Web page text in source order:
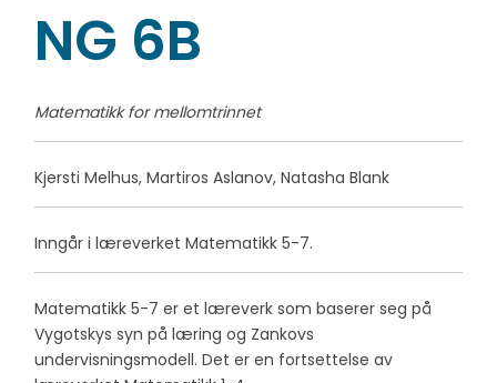
NG 6B
Matematikk for mellomtrinnet
Kjersti Melhus, Martiros Aslanov, Natasha Blank
Inngår i læreverket Matematikk 5-7.
Matematikk 5-7 er et læreverk som baserer seg på
Vygotskys syn på læring og Zankovs
undervisningsmodell. Det er en fortsettelse av